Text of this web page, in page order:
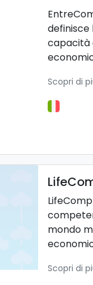
capacità
Scopri di
mondo
Scopri di